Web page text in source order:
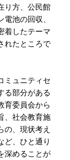
り方、公民館
池の回収、
着したテーマ
れたところで
ミュニティセ
る部分がある
育委員会から
、社会教育施
の、現状考え
ど、ひと通り
深めることが